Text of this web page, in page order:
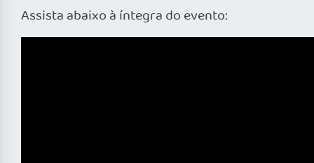
Assista abaixo à íntegra do evento: